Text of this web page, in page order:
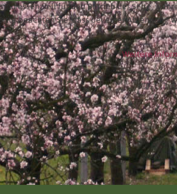
essenziell für den Betrieb der Seite,
beachten Sie, dass bei einer
Weitere